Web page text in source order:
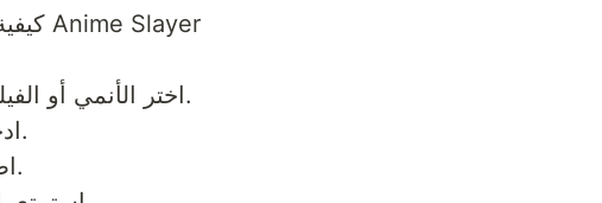
كيفية مشاهدة الأنمي على Anime Slayer
اختر الأنمي أو الفيلم الذي تريد مشاهدته.
ادخل إلى قسم الحلقات.
اضغط على زر التشغيل.